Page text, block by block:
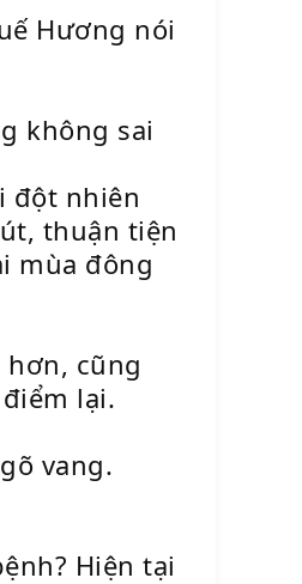
Hương nói
không sai
đột nhiên
thuận tiện
mùa đông
cũng
lại.
vang.
Hiện tại